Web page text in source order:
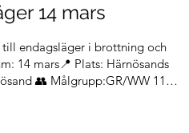
14 mars
endagsläger i brottning och
👥 Målgrupp:GR/WW 11,